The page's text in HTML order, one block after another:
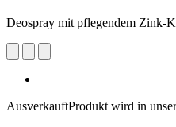
Deospray mit pflegendem Zink-
AusverkauftProdukt wird in